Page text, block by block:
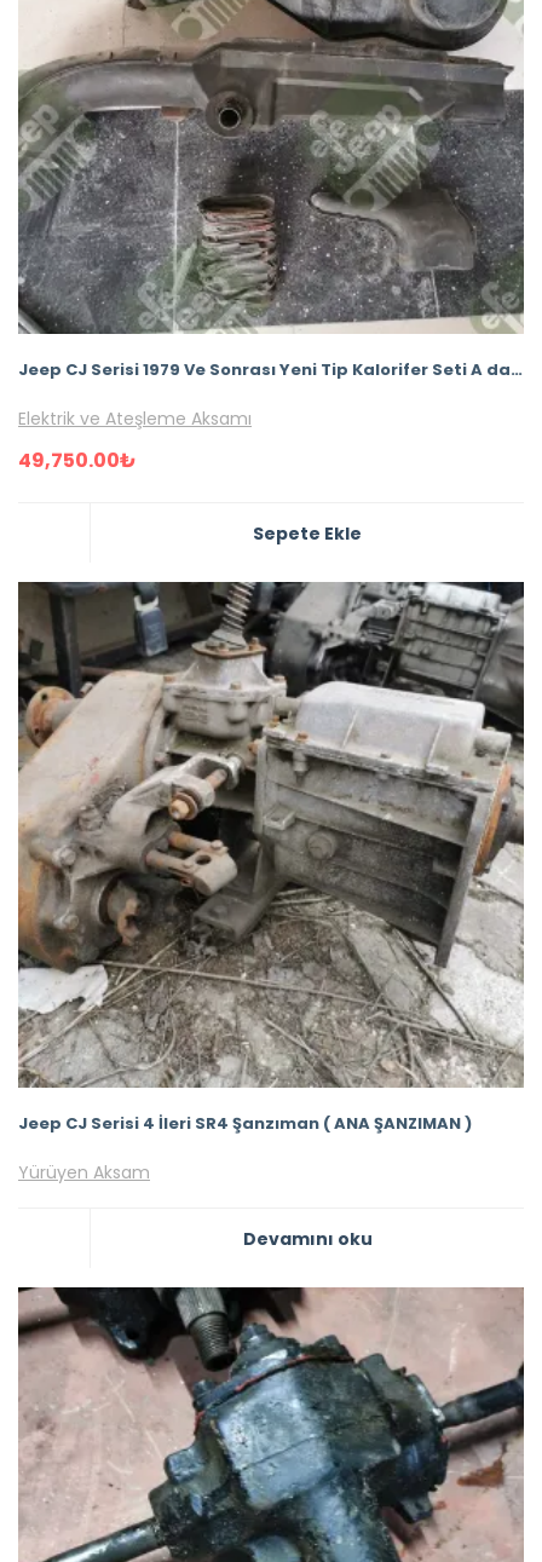
Jeep CJ Serisi 1979 Ve Sonrası Yeni Tip Kalorifer Seti A dan Z ye Tüm Parçaları Set
Elektrik ve Ateşleme Aksamı
49,750.00₺
Sepete Ekle
Jeep CJ Serisi 4 İleri SR4 Şanzıman ( ANA ŞANZIMAN )
Yürüyen Aksam
Devamını oku